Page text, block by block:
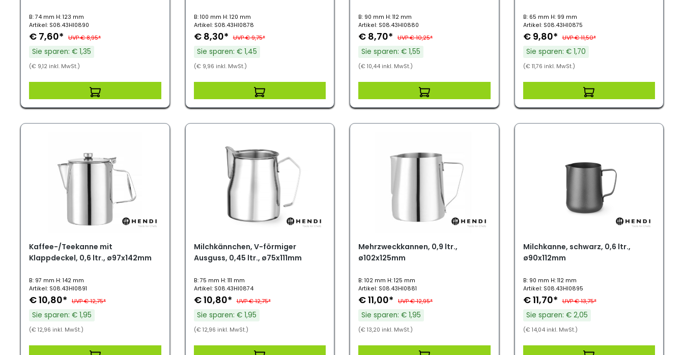
B: 74 mm H: 123 mm
Artikel: S08.43HI0890
€ 7,60* UVP € 8,95*
Sie sparen: € 1,35
(€ 9,12 inkl. MwSt.)
B: 100 mm H: 120 mm
Artikel: S08.43HI0878
€ 8,30* UVP € 9,75*
Sie sparen: € 1,45
(€ 9,96 inkl. MwSt.)
B: 90 mm H: 112 mm
Artikel: S08.43HI0880
€ 8,70* UVP € 10,25*
Sie sparen: € 1,55
(€ 10,44 inkl. MwSt.)
B: 65 mm H: 99 mm
Artikel: S08.43HI0875
€ 9,80* UVP € 11,50*
Sie sparen: € 1,70
(€ 11,76 inkl. MwSt.)
Kaffee-/Teekanne mit
Klappdeckel, 0,6 ltr., ø97x142mm
B: 97 mm H: 142 mm
Artikel: S08.43HI0891
€ 10,80* UVP € 12,75*
Sie sparen: € 1,95
(€ 12,96 inkl. MwSt.)
Milchkännchen, V-förmiger
Ausguss, 0,45 ltr., ø75x111mm
B: 75 mm H: 111 mm
Artikel: S08.43HI0874
€ 10,80* UVP € 12,75*
Sie sparen: € 1,95
(€ 12,96 inkl. MwSt.)
Mehrzweckkannen, 0,9 ltr.,
ø102x125mm
B: 102 mm H: 125 mm
Artikel: S08.43HI0881
€ 11,00* UVP € 12,95*
Sie sparen: € 1,95
(€ 13,20 inkl. MwSt.)
Milchkanne, schwarz, 0,6 ltr.,
ø90x112mm
B: 90 mm H: 112 mm
Artikel: S08.43HI0895
€ 11,70* UVP € 13,75*
Sie sparen: € 2,05
(€ 14,04 inkl. MwSt.)